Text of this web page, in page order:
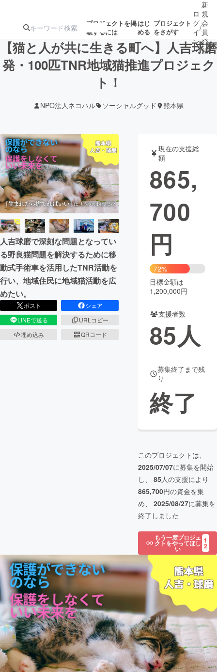
プロジェクトを掲
載するには
はじ
める
プロジェクト
をさがす
注目の新着プロ
テクノロジー・ガジェット
映像・映画 書籍・雑誌
ビジネス・起業 チャレンジ
まちづくり・地域活性化
CAMPFIRE for Social Good
CAMPFIRE Creation
CAMPFIREふるさと納税machi-ya コミュニティ
ロ
グ
イ
ン
/
新
規
会
員
登
録
【猫と人が共に生きる町へ】人吉球磨
発・100匹TNR地域猫推進プロジェク
ト！
NPO法人ネコハル ソーシャルグッド 熊本県
人吉球磨で深刻な問題となってい
る野良猫問題を解決するために移
動式手術車を活用したTNR活動を
行い、地域住民に地域猫活動を広
めたい。
ポスト
シェア
LINEで送る
URLコピー
埋め込み
QRコード
現在の支援総
額
865,
700
円
72%
目標金額は
1,200,000円
支援者数
85人
募集終了まで残
り
終了
このプロジェクトは、
2025/07/07に募集を開始
し、 85人の支援により
865,700円の資金を集
め、 2025/08/27に募集を
終了しました
もう一度プロジェ
クトをやってほし
い
1
2